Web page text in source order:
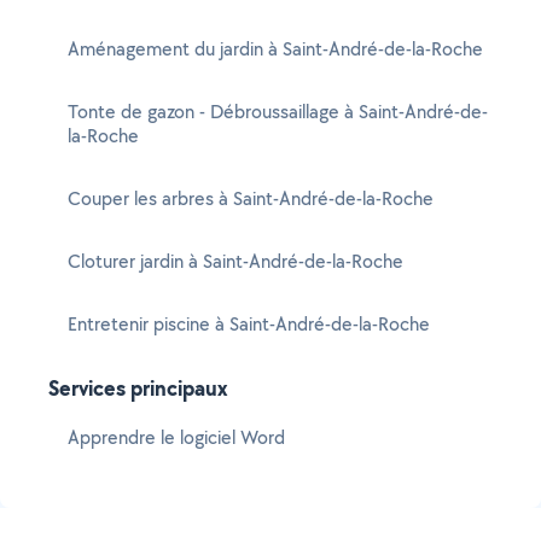
Aménagement du jardin à Saint-André-de-la-Roche
Tonte de gazon - Débroussaillage à Saint-André-de-
la-Roche
Couper les arbres à Saint-André-de-la-Roche
Cloturer jardin à Saint-André-de-la-Roche
Entretenir piscine à Saint-André-de-la-Roche
Services principaux
Apprendre le logiciel Word